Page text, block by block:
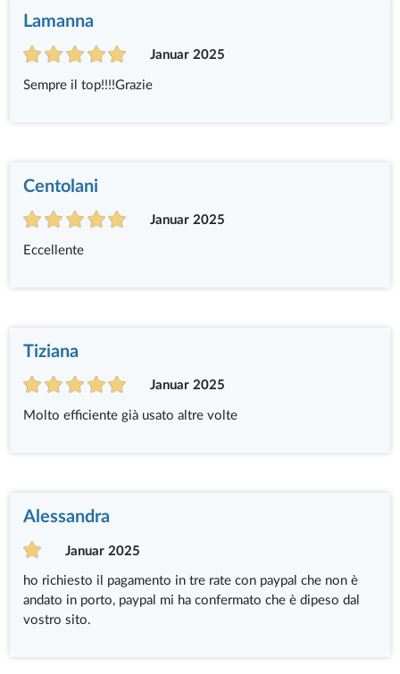
Lamanna
Januar 2025
Sempre il top!!!!Grazie
Centolani
Januar 2025
Eccellente
Tiziana
Januar 2025
Molto efficiente già usato altre volte
Alessandra
Januar 2025
ho richiesto il pagamento in tre rate con paypal che non è
andato in porto, paypal mi ha confermato che è dipeso dal
vostro sito.